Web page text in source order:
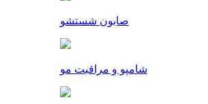
صابون شستشو
شامپو و مراقبت مو